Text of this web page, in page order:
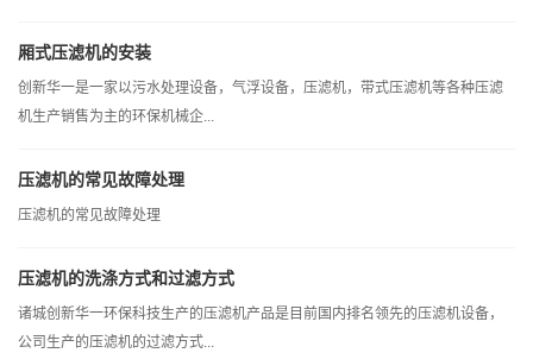
厢式压滤机的安装
创新华一是一家以污水处理设备，气浮设备，压滤机，带式压滤机等各种压滤
机生产销售为主的环保机械企...
压滤机的常见故障处理
压滤机的常见故障处理
压滤机的洗涤方式和过滤方式
诸城创新华一环保科技生产的压滤机产品是目前国内排名领先的压滤机设备，
公司生产的压滤机的过滤方式...